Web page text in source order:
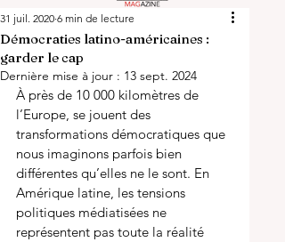
Démocraties latino-américaines :
garder le cap
31 juil. 2020 6 min de lecture
Dernière mise à jour : 13 sept. 2024
À près de 10 000 kilomètres de
l’Europe, se jouent des
transformations démocratiques que
nous imaginons parfois bien
différentes qu’elles ne le sont. En
Amérique latine, les tensions
politiques médiatisées ne
représentent pas toute la réalité